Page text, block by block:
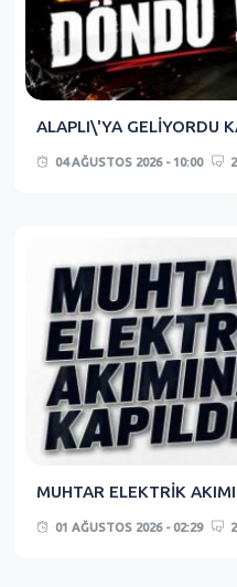
ALAPLI\'YA GELİYORDU
04 AĞUSTOS 2026 - 10:00
MUHTAR ELEKTRİK
01 AĞUSTOS 2026 - 02:29